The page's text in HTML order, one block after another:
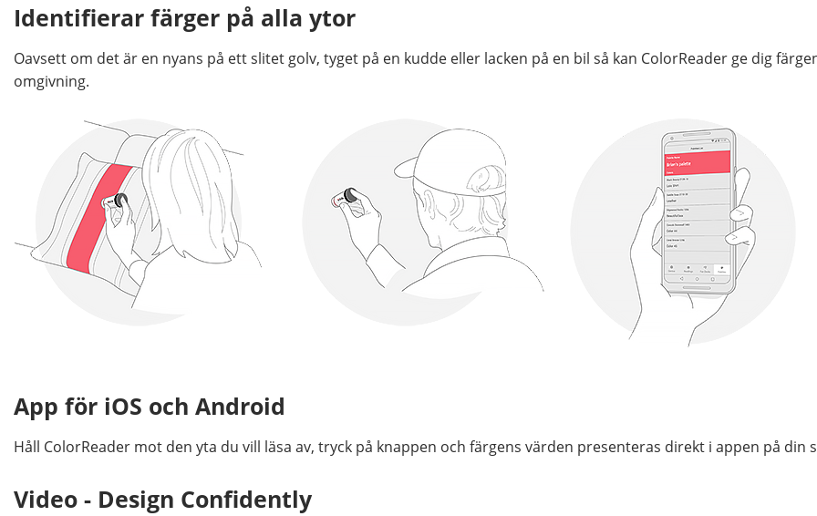
Identifierar färger på alla ytor
Oavsett om det är en nyans på ett slitet golv, tyget på en kudde eller lacken på en bil så kan ColorReader ge dig
omgivning.
App för iOS och Android
Håll ColorReader mot den yta du vill läsa av, tryck på knappen och färgens värden presenteras direkt i appen på din
Video - Design Confidently